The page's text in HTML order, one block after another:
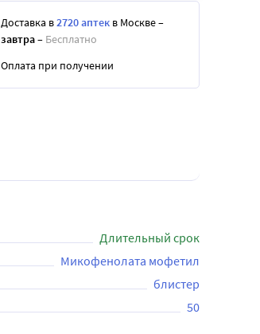
Доставка в2720 аптек в Москве–
завтра– Бесплатно
Оплата при получении
Длительный срок
Микофенолата мофетил
блистер
50